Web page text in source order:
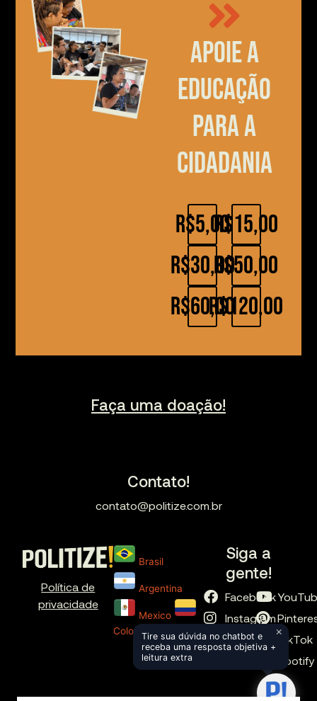
Apoie a
educação
para a
cidadania
R$5,00
R$30,00
R$60,00
R$15,00
R$50,00
R$120,00
Faça uma doação!
Contato!
contato@politize.com.br
Política de
privacidade
Brasil
Argentina
Mexico
Colombia
Siga a
gente!
Facebook
Instagram
X
TikTok
Spotify
Tire sua dúvida no chatbot e
receba uma resposta objetiva +
leitura extra
×